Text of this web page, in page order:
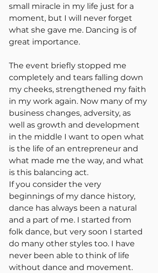
small miracle in my life just for a
moment, but I will never forget
what she gave me. Dancing is of
great importance.
The event briefly stopped me
completely and tears falling down
my cheeks, strengthened my faith
in my work again. Now many of my
business changes, adversity, as
well as growth and development
in the middle I want to open what
is the life of an entrepreneur and
what made me the way, and what
is this balancing act.
If you consider the very
beginnings of my dance history,
dance has always been a natural
and a part of me. I started from
folk dance, but very soon I started
do many other styles too. I have
never been able to think of life
without dance and movement.